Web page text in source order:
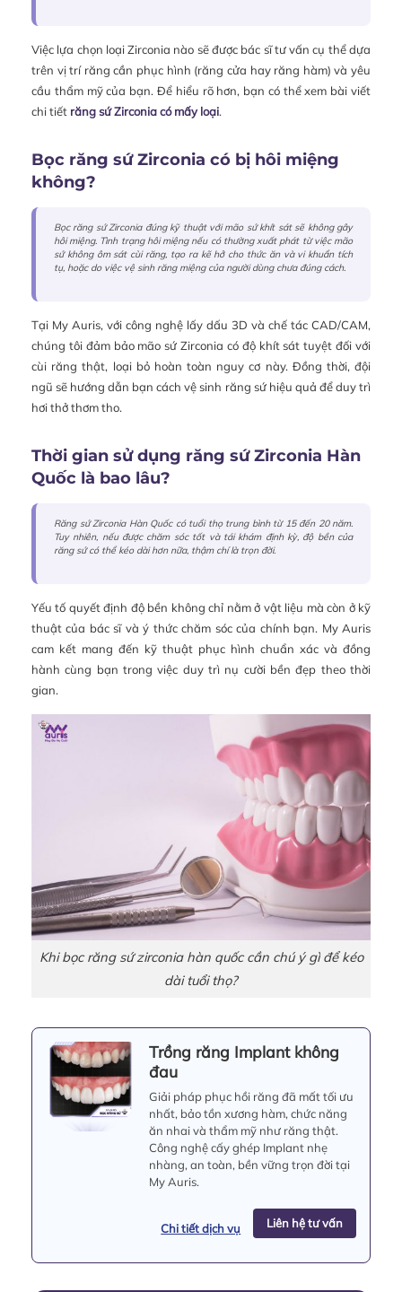
Việc lựa chọn loại Zirconia nào sẽ được bác sĩ tư vấn cụ thể dựa
trên vị trí răng cần phục hình (răng cửa hay răng hàm) và yêu
cầu thẩm mỹ của bạn. Để hiểu rõ hơn, bạn có thể xem bài viết
chi tiết răng sứ Zirconia có mấy loại.
Bọc răng sứ Zirconia có bị hôi miệng
không?
Bọc răng sứ Zirconia đúng kỹ thuật với mão sứ khít sát sẽ không gây
hôi miệng. Tình trạng hôi miệng nếu có thường xuất phát từ việc mão
sứ không ôm sát cùi răng, tạo ra kẽ hở cho thức ăn và vi khuẩn tích
tụ, hoặc do việc vệ sinh răng miệng của người dùng chưa đúng cách.
Tại My Auris, với công nghệ lấy dấu 3D và chế tác CAD/CAM,
chúng tôi đảm bảo mão sứ Zirconia có độ khít sát tuyệt đối với
cùi răng thật, loại bỏ hoàn toàn nguy cơ này. Đồng thời, đội
ngũ sẽ hướng dẫn bạn cách vệ sinh răng sứ hiệu quả để duy trì
hơi thở thơm tho.
Thời gian sử dụng răng sứ Zirconia Hàn
Quốc là bao lâu?
Răng sứ Zirconia Hàn Quốc có tuổi thọ trung bình từ 15 đến 20 năm.
Tuy nhiên, nếu được chăm sóc tốt và tái khám định kỳ, độ bền của
răng sứ có thể kéo dài hơn nữa, thậm chí là trọn đời.
Yếu tố quyết định độ bền không chỉ nằm ở vật liệu mà còn ở kỹ
thuật của bác sĩ và ý thức chăm sóc của chính bạn. My Auris
cam kết mang đến kỹ thuật phục hình chuẩn xác và đồng
hành cùng bạn trong việc duy trì nụ cười bền đẹp theo thời
gian.
Khi bọc răng sứ zirconia hàn quốc cần chú ý gì để kéo
dài tuổi thọ?
Trồng răng Implant không
đau
Giải pháp phục hồi răng đã mất tối ưu
nhất, bảo tồn xương hàm, chức năng
ăn nhai và thẩm mỹ như răng thật.
Công nghệ cấy ghép Implant nhẹ
nhàng, an toàn, bền vững trọn đời tại
My Auris.
Chi tiết dịch vụ Liên hệ tư vấn